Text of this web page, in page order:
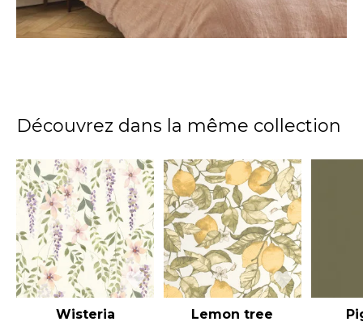
Découvrez dans la même collection
Wisteria Lemon tree